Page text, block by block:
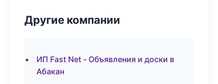
Другие компании
ИП Fast Net - Объявления и доски в
Абакан